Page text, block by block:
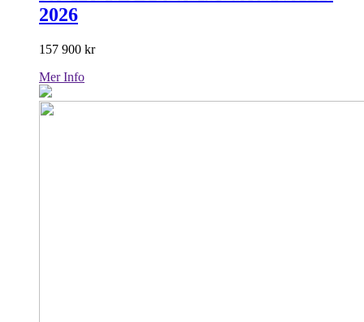
2026
157 900 kr
Mer Info